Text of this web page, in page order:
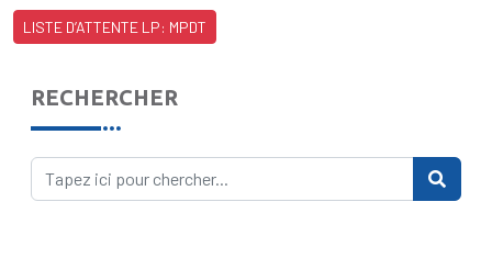
LISTE D’ATTENTE LP: MPDT
RECHERCHER